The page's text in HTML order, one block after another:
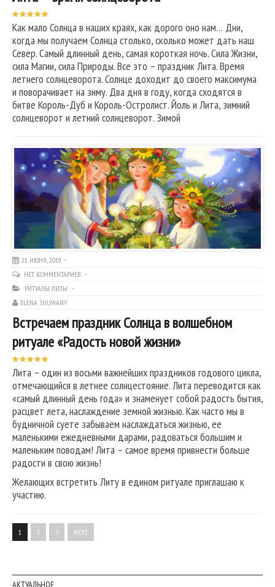
Как мало Солнца в наших краях, как дорого оно нам… Дни,
когда мы получаем Солнца столько, сколько может дать наш
Север. Самый длинный день, самая короткая ночь. Сила Жизни,
сила Магии, сила Природы. Все это – праздник Лита. Время
летнего солнцеворота. Солнце доходит до своего максимума
и поворачивает на зиму. Два дня в году, когда сходятся в
битве Король-Дуб и Король-Остролист. Йоль и Лита, зимний
солнцеворот и летний солнцеворот. Зимой
21 ИЮНЯ, 2019
НЕТ КОММЕНТАРИЕВ
РИТУАЛЫ ЛИТЫ
ELENA SHUWANY
Встречаем праздник Солнца в волшебном
ритуале «Радость новой жизни»
Лита – один из восьми важнейших праздников годового цикла,
отмечающийся в летнее солнцестояние. Лита переводится как
«самый длинный день года» и знаменует собой радость бытия,
расцвет лета, наслаждение земной жизнью. Как часто мы в
будничной суете забываем наслаждаться жизнью, ее
маленькими ежедневными дарами, радоваться большим и
маленьким поводам! Лита – самое время привнести больше
радости в свою жизнь!
Желающих встретить Литу в едином ритуале приглашаю к
участию.
1 2 3 NEXT
АКТУАЛЬНОЕ